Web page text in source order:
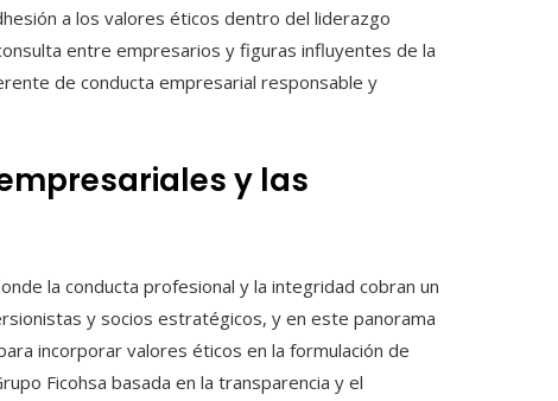
a los valores éticos dentro del liderazgo
entre empresarios y figuras influyentes de la
de conducta empresarial responsable y
y las
la conducta profesional y la integridad cobran un
y socios estratégicos, y en este panorama
incorporar valores éticos en la formulación de
Ficohsa basada en la transparencia y el